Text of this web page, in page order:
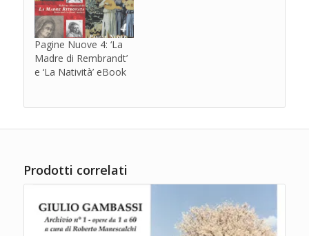
Pagine Nuove 4: ‘La
Madre di Rembrandt’
e ‘La Natività’ eBook
Prodotti correlati